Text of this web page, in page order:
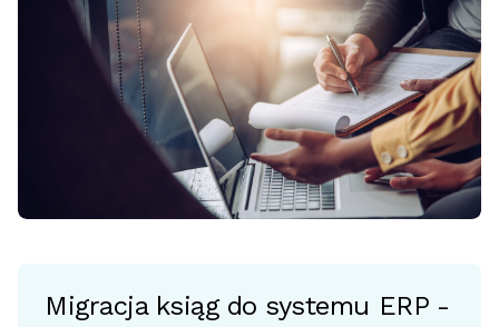
Migracja ksiąg do systemu ERP -